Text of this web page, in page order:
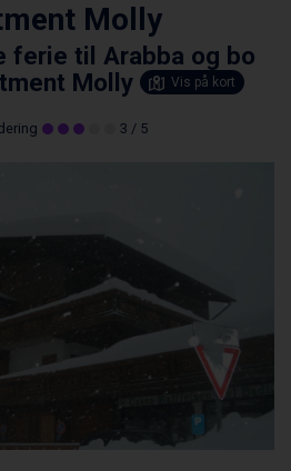
Molly
ferie til Arabba og bo
Molly
Vis på kort
3 / 5